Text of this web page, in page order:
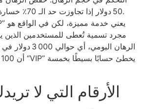
50 دولار إذا تجاوزت حد الـ 70٪ خسارة في دورة واحدة.
مجرد تسمية تُعطى للمستخدمين
الرهان اليومي،
الأرقام التي لا